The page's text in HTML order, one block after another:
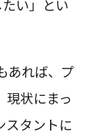
い」とい
あれば、プ
現状にまっ
スタントに